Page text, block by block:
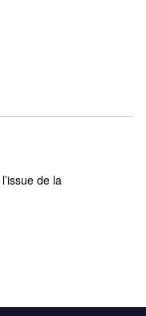
de la